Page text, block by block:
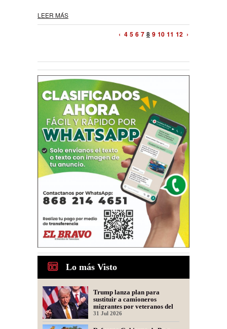
LEER MÁS
‹ 4 5 6 7 8 9 10 11 12 ›
Lo más Visto
Trump lanza plan para
sustituir a camioneros
migrantes por veteranos del
Ejército
31 Jul 2026